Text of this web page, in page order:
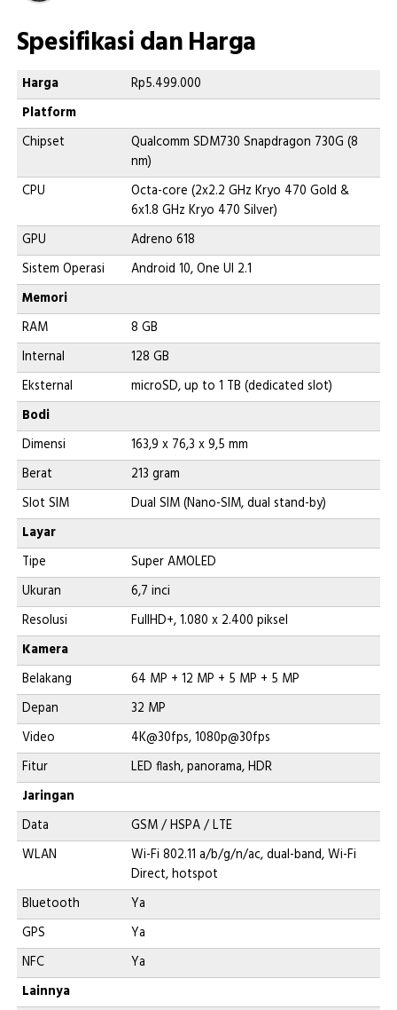
Spesifikasi dan Harga
Harga
Rp5.499.000
Platform
Chipset
Qualcomm SDM730 Snapdragon 730G (8
nm)
CPU
Octa-core (2x2.2 GHz Kryo 470 Gold &
6x1.8 GHz Kryo 470 Silver)
GPU
Adreno 618
Sistem Operasi
Android 10, One UI 2.1
Memori
RAM
8 GB
Internal
128 GB
Eksternal
microSD, up to 1 TB (dedicated slot)
Bodi
Dimensi
163,9 x 76,3 x 9,5 mm
Berat
213 gram
Slot SIM
Dual SIM (Nano-SIM, dual stand-by)
Layar
Tipe
Super AMOLED
Ukuran
6,7 inci
Resolusi
FullHD+, 1.080 x 2.400 piksel
Kamera
Belakang
64 MP + 12 MP + 5 MP + 5 MP
Depan
32 MP
Video
4K@30fps, 1080p@30fps
Fitur
LED flash, panorama, HDR
Jaringan
Data
GSM / HSPA / LTE
WLAN
Wi-Fi 802.11 a/b/g/n/ac, dual-band, Wi-Fi
Direct, hotspot
Bluetooth
Ya
GPS
Ya
NFC
Ya
Lainnya